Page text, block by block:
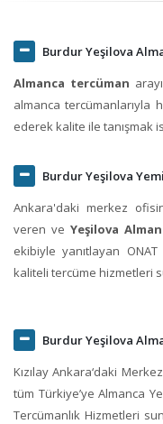
Burdur Yeşilova
Almanca tercüman
almanca tercümanlarıyla
ederek kalite ile tanışmak
Burdur Yeşilova
Ankara'daki merkez
veren ve Yeşilova
ekibiyle yanıtlayan
kaliteli tercüme hizmetleri
Burdur Yeşilova
Kızılay Ankara‘daki
tüm Türkiye’ye Almanca
Tercümanlık Hizmetleri